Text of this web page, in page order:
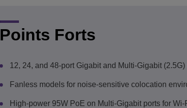
Points Forts
12, 24, and 48-port Gigabit and Multi-Gigabit
Fanless models for noise-sensitive colocation
High-power 95W PoE on Multi-Gigabit ports for